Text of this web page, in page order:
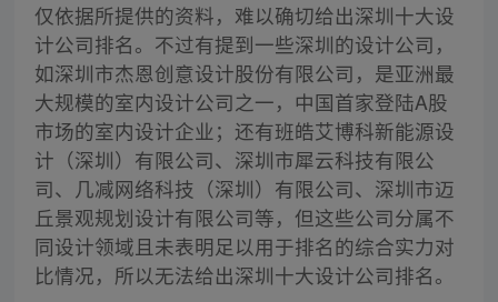
仅依据所提供的资料，难以确切给出深圳十大设
计公司排名。不过有提到一些深圳的设计公司，
如深圳市杰恩创意设计股份有限公司，是亚洲最
大规模的室内设计公司之一，中国首家登陆A股
市场的室内设计企业；还有班皓艾博科新能源设
计（深圳）有限公司、深圳市犀云科技有限公
司、几减网络科技（深圳）有限公司、深圳市迈
丘景观规划设计有限公司等，但这些公司分属不
同设计领域且未表明足以用于排名的综合实力对
比情况，所以无法给出深圳十大设计公司排名。